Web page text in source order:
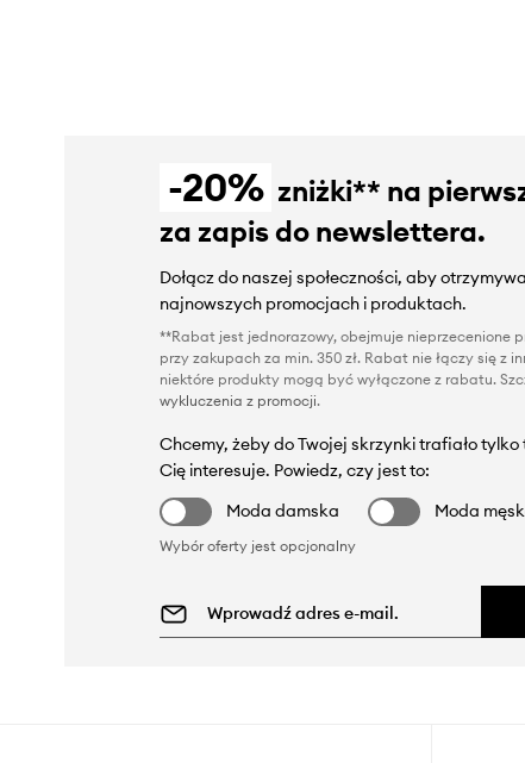
-20% zniżki** na
za zapis do newslettera.
Dołącz do naszej społeczności, aby
najnowszych promocjach i produktach.
**Rabat jest jednorazowy, obejmuje nieprzecenione
przy zakupach za min. 350 zł. Rabat nie łączy się z
niektóre produkty mogą być wyłączone z rabatu.
wykluczenia z promocji.
Chcemy, żeby do Twojej skrzynki trafiało
Cię interesuje. Powiedz, czy jest to:
Moda damska
Moda
Wybór oferty jest opcjonalny